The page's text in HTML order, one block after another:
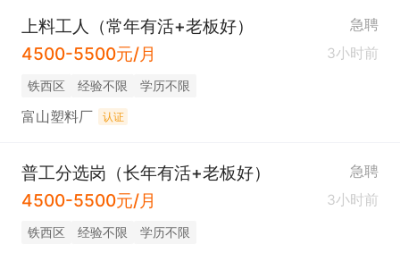
上料工人（常年有活+老板好） 急聘
4500-5500元/月 3小时前
铁西区 经验不限 学历不限
富山塑料厂 认证
普工分选岗（长年有活+老板好） 急聘
4500-5500元/月 3小时前
铁西区 经验不限 学历不限